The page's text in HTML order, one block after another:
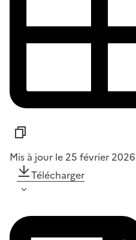
Mis à jour le 25 février 2026
Télécharger